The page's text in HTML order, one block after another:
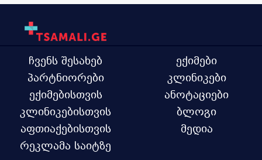
ჩვენს შესახებ
პარტნიორები
ექიმებისთვის
კლინიკებისთვის
აფთიაქებისთვის
რეკლამა საიტზე
ექიმები
კლინიკები
ანოტაციები
ბლოგი
მედია